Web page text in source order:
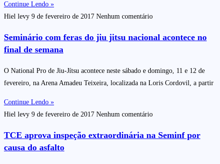
Continue Lendo »
Hiel levy 9 de fevereiro de 2017 Nenhum comentário
Seminário com feras do jiu jitsu nacional acontece no
final de semana
O National Pro de Jiu-Jítsu acontece neste sábado e domingo, 11 e 12 de
fevereiro, na Arena Amadeu Teixeira, localizada na Loris Cordovil, a partir
Continue Lendo »
Hiel levy 9 de fevereiro de 2017 Nenhum comentário
TCE aprova inspeção extraordinária na Seminf por
causa do asfalto